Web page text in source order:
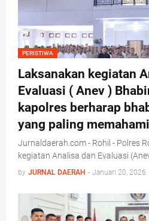
PERISTIWA
Laksanakan kegiatan
Evaluasi ( Anev )
kapolres berharap
yang paling
Jurnaldaerah.com - Rohil - Polres
kegiatan Analisa dan Evaluasi
by JURNAL DAERAH - Januari 20, 2026